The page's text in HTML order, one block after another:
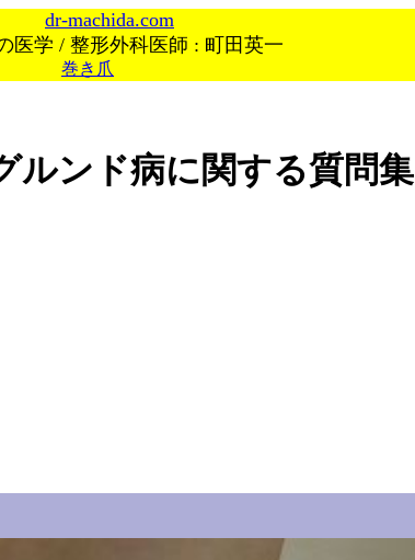
dr-machida.com
医学 / 整形外科医師 : 町田英一
巻き爪
ルンド病に関する質問集